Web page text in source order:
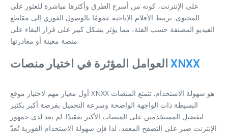
على الإنترنت، كونه من أسرع الطرق وأكثرها مباشرة للعثور على
المحتوى. ترتبط الأفلام الإباحية عمومًا بالوصول الفوري إلى مقاطع
الفيديو المصنفة حسب الفئة، مما يؤثر بشكل كبير على قرار البقاء على
منصة معينة أو مغادرتها.
العوامل المؤثرة في اختيار منصاتXNXX
أول معيار مهم لاختيار موقع XNXX هو سهولة الاستخدام. تتمتع المنصات
البسيطة ذات الواجهة الواضحة وسرعة التحميل بفرصة أكبر بكثير
لتفضيل المستخدمين على المنصات الأكثر تعقيدًا. لم يعد لدى جمهور
الإنترنت صبر على التصفح المعقد، لذا فإن سهولة الاستخدام الفورية تُعدّ